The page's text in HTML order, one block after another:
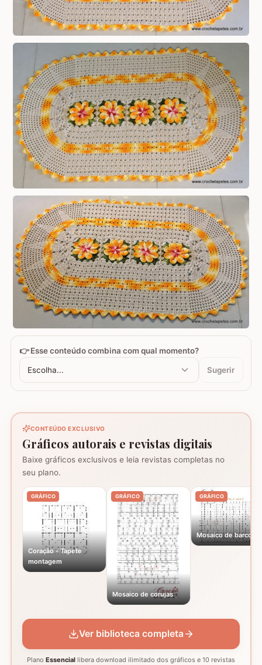
👉 Esse conteúdo combina com qual momento?
Escolha... Sugerir
CONTEÚDO EXCLUSIVO
Gráficos autorais e revistas digitais
Baixe gráficos exclusivos e leia revistas completas no
seu plano.
GRÁFICO
Coração - Tapete
montagem
GRÁFICO
Mosaico de corujas
GRÁFICO
Mosaico de barcos
Ver biblioteca completa
Plano Essencial libera download ilimitado dos gráficos e 10 revistas